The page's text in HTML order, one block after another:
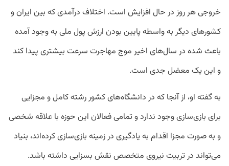
خروجی هر روز در حال افزایش است. اختلاف درآمدی که بین ایران و
کشور‌های دیگر به واسطه پایین بودن ارزش پول ملی به وجود آمده
باعث شده در سال‌های اخیر موج مهاجرت سرعت بیشتری پیدا کند
و این یک معضل جدی است.
به گفته او، از آنجا که در دانشگاه‌های کشور رشته کامل و مجزایی
برای بازی‌سازی وجود ندارد و تمامی فعالان این حوزه با علاقه شخصی
و به‌ صورت مجزا اقدام به یادگیری در زمینه بازی‌سازی کرده‌اند، بنیاد
می‌تواند در تربیت نیروی متخصص نقش بسزایی داشته باشد.